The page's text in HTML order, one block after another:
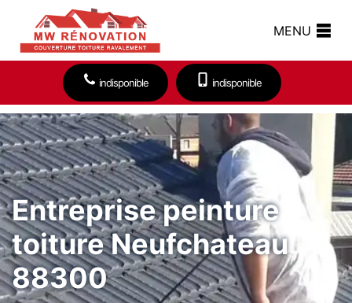
MENU
indisponible indisponible
Entreprise peinture
toiture Neufchateau
88300